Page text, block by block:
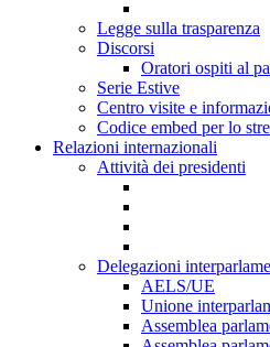
Legge sulla trasparenza
Discorsi
Oratori ospiti al
Serie Estive
Centro visite e
Codice embed per lo
Relazioni internazionali
Attività dei presidenti
Delegazioni
AELS/UE
Unione
Assemblea